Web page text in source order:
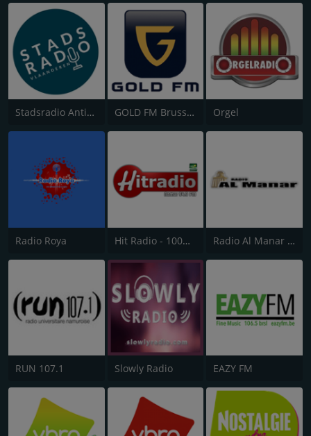
Stadsradio Antigoon GOLD FM Brussels Orgel
Radio Roya Hit Radio - 100% Mgharba Radio Al Manar 100.3
RUN 107.1 Slowly Radio EAZY FM